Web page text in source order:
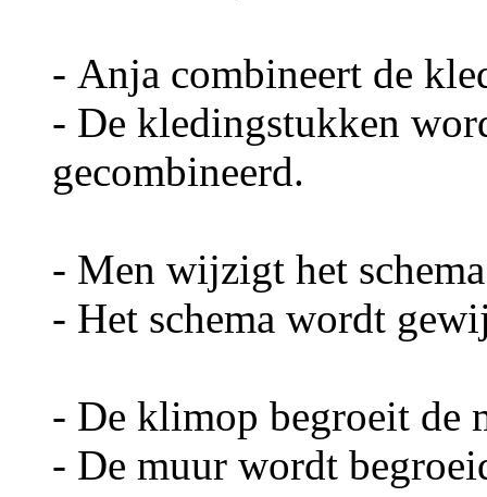
- Anja combineert de
- De kledingstukken
gecombineerd.
- Men wijzigt het
- Het schema wordt
- De klimop begroeit de
- De muur wordt